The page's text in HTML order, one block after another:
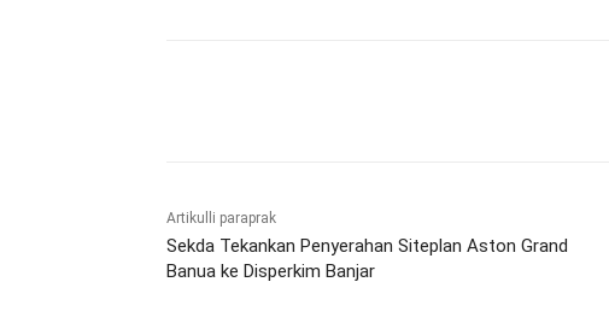
Artikulli paraprak
Sekda Tekankan Penyerahan Siteplan Aston Grand
Banua ke Disperkim Banjar